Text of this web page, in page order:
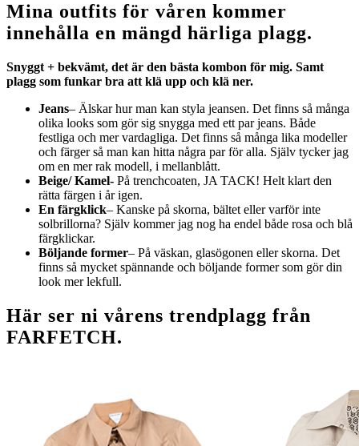
Mina outfits för våren kommer
innehålla en mängd härliga plagg.
Snyggt + bekvämt, det är den bästa kombon för mig. Samt
plagg som funkar bra att klä upp och klä ner.
Jeans– Älskar hur man kan styla jeansen. Det finns så många
olika looks som gör sig snygga med ett par jeans. Både
festliga och mer vardagliga. Det finns så många lika modeller
och färger så man kan hitta några par för alla. Själv tycker jag
om en mer rak modell, i mellanblått.
Beige/ Kamel- På trenchcoaten, JA TACK! Helt klart den
rätta färgen i år igen.
En färgklick– Kanske på skorna, bältet eller varför inte
solbrillorna? Själv kommer jag nog ha endel både rosa och blå
färgklickar.
Böljande former– På väskan, glasögonen eller skorna. Det
finns så mycket spännande och böljande former som gör din
look mer lekfull.
Här ser ni vårens trendplagg från
FARFETCH.